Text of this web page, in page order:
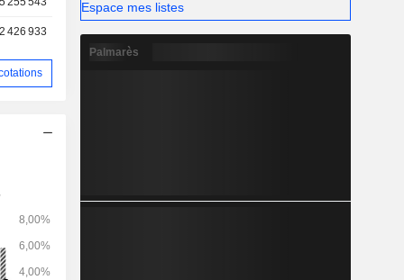
2 426 933
Espace mes listes
Palmarès